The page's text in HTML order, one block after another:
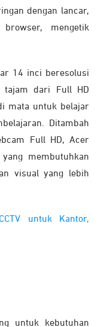
dengan lancar,
mengetik
14 inci beresolusi
tajam dari Full HD
mata untuk belajar
Ditambah
Full HD, Acer
membutuhkan
visual yang lebih
untuk Kantor,
untuk kebutuhan